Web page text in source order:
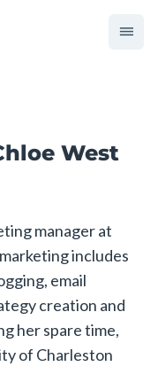
West
manager at
includes
email
creation and
her spare time,
of Charleston